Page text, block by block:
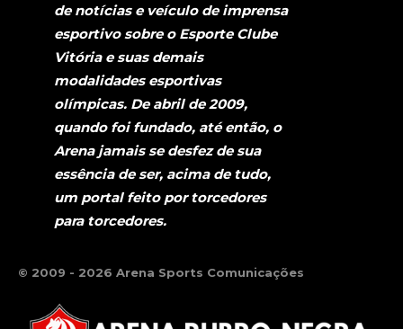
de notícias e veículo de imprensa
esportivo sobre o Esporte Clube
Vitória e suas demais
modalidades esportivas
olímpicas. De abril de 2009,
quando foi fundado, até então, o
Arena jamais se desfez de sua
essência de ser, acima de tudo,
um portal feito por torcedores
para torcedores.
© 2009 - 2026 Arena Sports Comunicações